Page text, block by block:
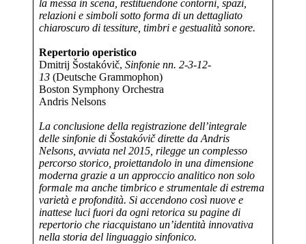
la messa in scena, restituendone contorni, spazi,
relazioni e simboli sotto forma di un dettagliato
chiaroscuro di tessiture, timbri e gestualità sonore.
Repertorio operistico
Dmitrij Šostakóvič, Sinfonie nn. 2-3-12-
13 (Deutsche Grammophon)
Boston Symphony Orchestra
Andris Nelsons
La conclusione della registrazione dell’integrale
delle sinfonie di Šostakóvič dirette da Andris
Nelsons, avviata nel 2015, rilegge un complesso
percorso storico, proiettandolo in una dimensione
moderna grazie a un approccio analitico non solo
formale ma anche timbrico e strumentale di estrema
varietà e profondità. Si accendono così nuove e
inattese luci fuori da ogni retorica su pagine di
repertorio che riacquistano un’identità innovativa
nella storia del linguaggio sinfonico.